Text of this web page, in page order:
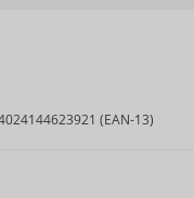
(EAN-13)